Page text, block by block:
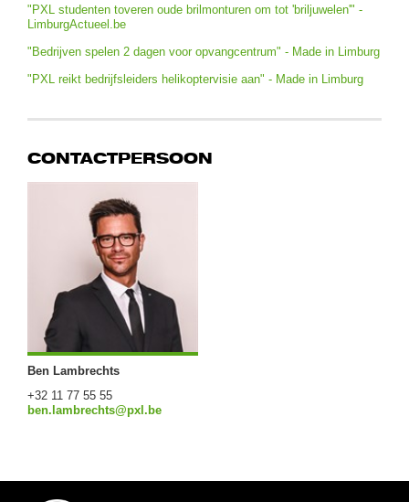
"PXL studenten toveren oude brilmonturen om tot 'briljuwelen'" -
LimburgActueel.be
"Bedrijven spelen 2 dagen voor opvangcentrum" - Made in Limburg
"PXL reikt bedrijfsleiders helikoptervisie aan" - Made in Limburg
CONTACTPERSOON
Ben Lambrechts
+32 11 77 55 55
ben.lambrechts@pxl.be